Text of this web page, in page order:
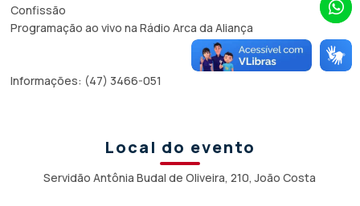
Confissão
Programação ao vivo na Rádio Arca da Aliança
Informações: (47) 3466-051
Local do evento
Servidão Antônia Budal de Oliveira, 210, João Costa